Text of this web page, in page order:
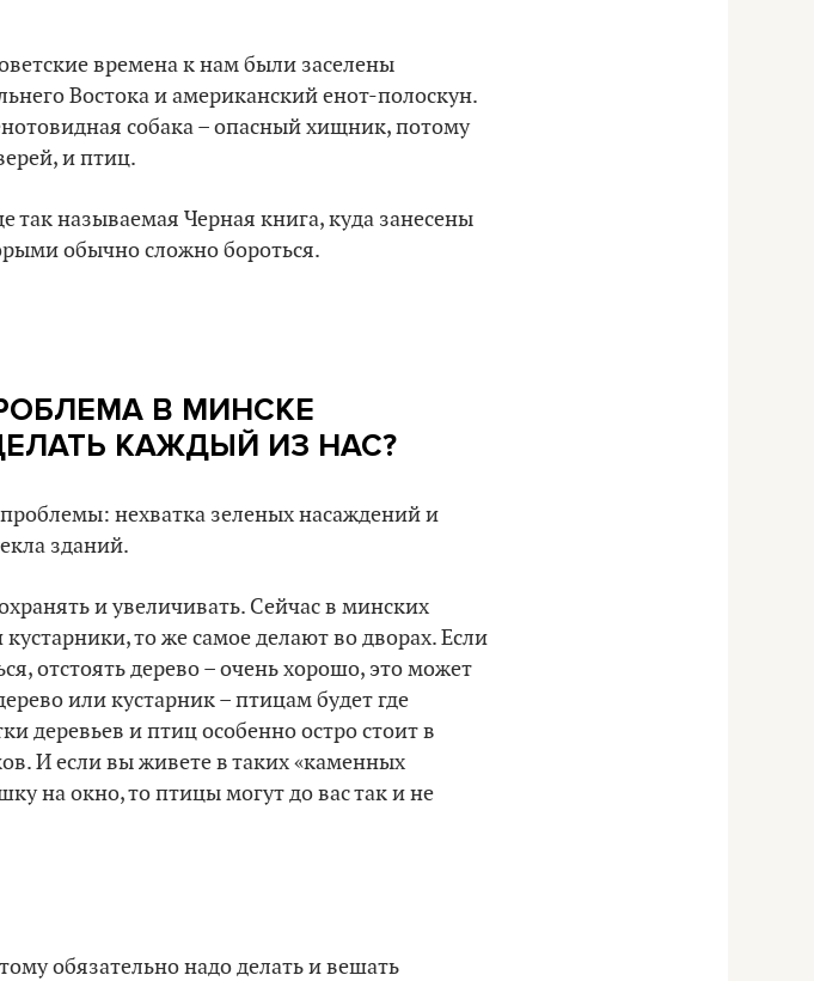
времена к нам были заселены
Востока и американский енот-полоскун.
собака – опасный хищник, потому
и птиц.
называемая Черная книга, куда занесены
обычно сложно бороться.
В МИНСКЕ
КАЖДЫЙ ИЗ НАС?
нехватка зеленых насаждений и
зданий.
и увеличивать. Сейчас в минских
то же самое делают во дворах. Если
отстоять дерево – очень хорошо, это может
или кустарник – птицам будет где
деревьев и птиц особенно остро стоит в
И если вы живете в таких «каменных
на окно, то птицы могут до вас так и не
обязательно надо делать и вешать